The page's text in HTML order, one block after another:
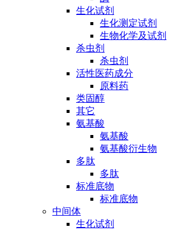
生化试剂
生化测定试剂
生物化学及试剂
杀虫剂
杀虫剂
活性医药成分
原料药
类固醇
其它
氨基酸
氨基酸
氨基酸衍生物
多肽
多肽
标准底物
标准底物
中间体
生化试剂